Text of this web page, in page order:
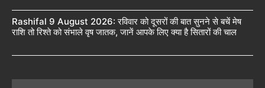
Rashifal 9 August 2026: रविवार को दूसरों की बात सुनने से बचें मेष
राशि तो रिश्ते को संभाले वृष जातक, जानें आपके लिए क्या है सितारों की चाल